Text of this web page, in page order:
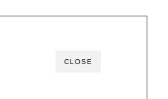
CLOSE